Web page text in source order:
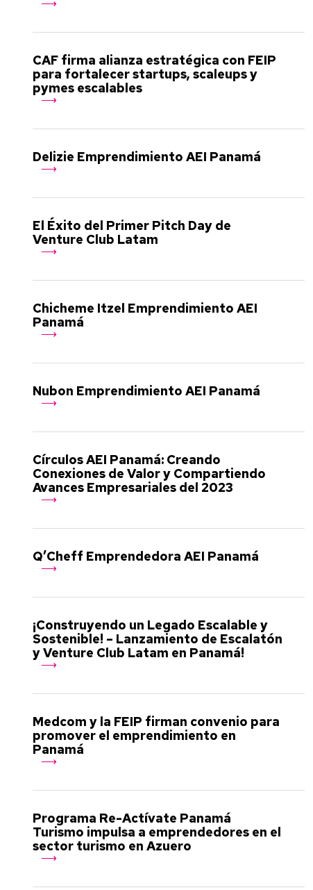
CAF firma alianza estratégica con FEIP
para fortalecer startups, scaleups y
pymes escalables
Delizie Emprendimiento AEI Panamá
El Éxito del Primer Pitch Day de
Venture Club Latam
Chicheme Itzel Emprendimiento AEI
Panamá
Nubon Emprendimiento AEI Panamá
Círculos AEI Panamá: Creando
Conexiones de Valor y Compartiendo
Avances Empresariales del 2023
Q’Cheff Emprendedora AEI Panamá
¡Construyendo un Legado Escalable y
Sostenible! – Lanzamiento de Escalatón
y Venture Club Latam en Panamá!
Medcom y la FEIP firman convenio para
promover el emprendimiento en
Panamá
Programa Re-Actívate Panamá
Turismo impulsa a emprendedores en el
sector turismo en Azuero